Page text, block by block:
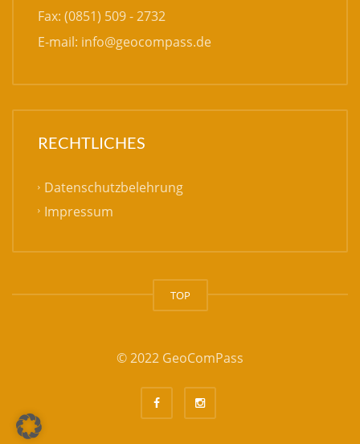
Fax: (0851) 509 - 2732
E-mail: info@geocompass.de
RECHTLICHES
Datenschutzbelehrung
Impressum
TOP
© 2022 GeoComPass